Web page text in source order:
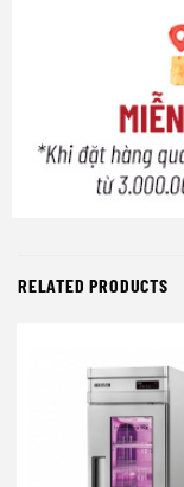
RELATED PRODUCTS